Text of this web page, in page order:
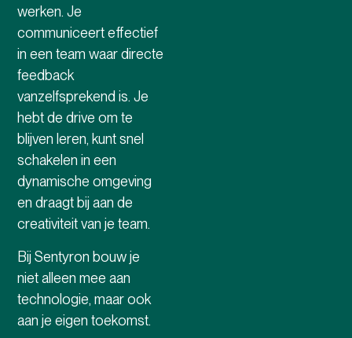
werken. Je
communiceert effectief
in een team waar directe
feedback
vanzelfsprekend is. Je
hebt de drive om te
blijven leren, kunt snel
schakelen in een
dynamische omgeving
en draagt bij aan de
creativiteit van je team.
Bij Sentyron bouw je
niet alleen mee aan
technologie, maar ook
aan je eigen toekomst.